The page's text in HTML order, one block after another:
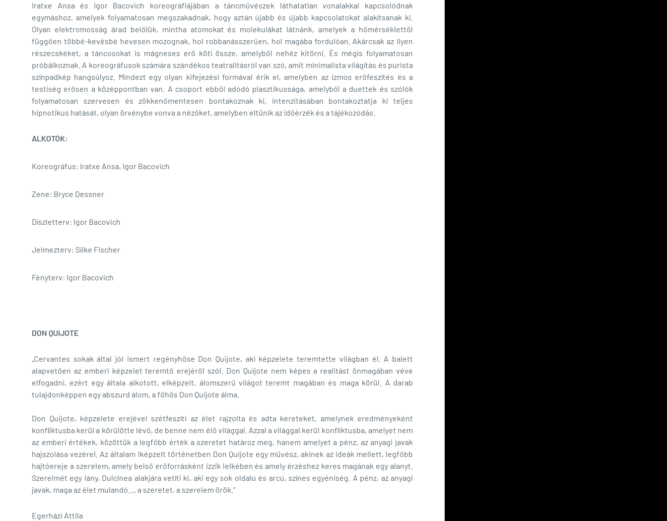
Iratxe Ansa és Igor Bacovich koreográfiájában a táncművészek láthatatlan vonalakkal kapcsolódnak
egymáshoz, amelyek folyamatosan megszakadnak, hogy aztán újabb és újabb kapcsolatokat alakítsanak ki.
Olyan elektromosság árad belőlük, mintha atomokat és molekulákat látnánk, amelyek a hőmérséklettől
függően többé-kevésbé hevesen mozognak, hol robbanásszerűen, hol magába fordulóan. Akárcsak az ilyen
részecskéket, a táncosokat is mágneses erő köti össze, amelyből nehéz kitörni. És mégis folyamatosan
próbálkoznak. A koreográfusok számára szándékos teatralitásról van szó, amit minimalista világítás és purista
színpadkép hangsúlyoz. Mindezt egy olyan kifejezési formával érik el, amelyben az izmos erőfeszítés és a
testiség erősen a középpontban van. A csoport ebből adódó plasztikussága, amelyből a duettek és szólók
folyamatosan szervesen és zökkenőmentesen bontakoznak ki, intenzitásában bontakoztatja ki teljes
hipnotikus hatását, olyan örvénybe vonva a nézőket, amelyben eltűnik az időérzék és a tájékozódás.
ALKOTÓK:
Koreográfus: Iratxe Ansa, Igor Bacovich
Zene: Bryce Dessner
Díszletterv: Igor Bacovich
Jelmezterv: Silke Fischer
Fényterv: Igor Bacovich
DON QUIJOTE
„Cervantes sokak által jól ismert regényhőse Don Quijote, aki képzelete teremtette világban él. A balett
alapvetően az emberi képzelet teremtő erejéről szól. Don Quijote nem képes a realitást önmagában véve
elfogadni, ezért egy általa alkotott, elképzelt, álomszerű világot teremt magában és maga körül. A darab
tulajdonképpen egy abszurd álom, a főhős Don Quijote álma.
Don Quijote, képzelete erejével szétfeszíti az élet rajzolta és adta kereteket, amelynek eredményeként
konfliktusba kerül a körülötte lévő, de benne nem élő világgal. Azzal a világgal kerül konfliktusba, amelyet nem
az emberi értékek, közöttük a legfőbb érték a szeretet határoz meg, hanem amelyet a pénz, az anyagi javak
hajszolása vezérel. Az általam lképzelt történetben Don Quijote egy művész, akinek az ideák mellett, legfőbb
hajtóereje a szerelem, amely belső erőforrásként izzik lelkében és amely érzéshez keres magának egy alanyt.
Szerelmét egy lány, Dulcinea alakjára vetíti ki, aki egy sok oldalú és arcú, színes egyéniség. A pénz, az anyagi
javak, maga az élet mulandó..., a szeretet, a szerelem örök.”
Egerházi Attila